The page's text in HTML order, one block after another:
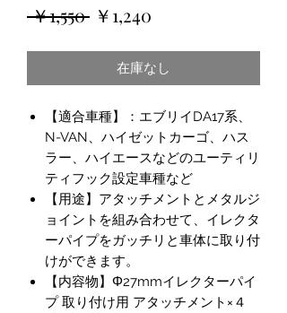
￥1,550 通￥1,240
ル
格
在庫なし
【適合車種】：エブリイDA17系、
N-VAN、ハイゼットカーゴ、ハス
ラー、ハイエースなどのユーティリ
ティフック設定車種など
【用途】アタッチメントとメタルジ
ョイントを組み合わせて、イレクタ
ーパイプをガッチリと車体に取り付
けができます。
【内容物】Φ27mmイレクターパイ
プ 取り付け用 アタッチメント×４